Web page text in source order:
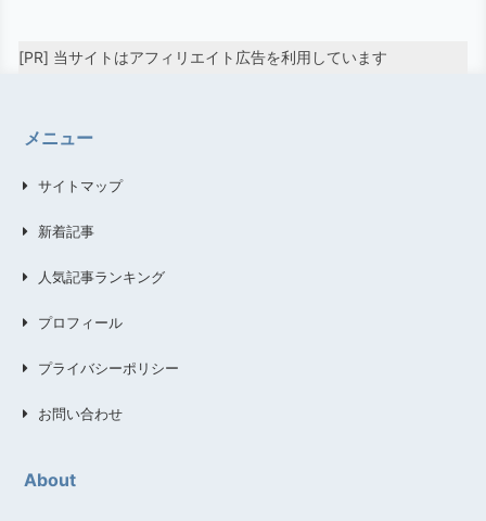
[PR] 当サイトはアフィリエイト広告を利用しています
メニュー
サイトマップ
新着記事
人気記事ランキング
プロフィール
プライバシーポリシー
お問い合わせ
About